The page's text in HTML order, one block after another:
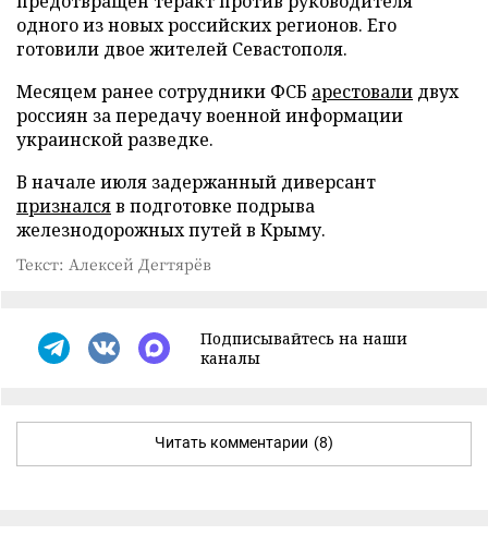
одного из новых российских регионов. Его
готовили двое жителей Севастополя.
Месяцем ранее сотрудники ФСБ арестовали двух
россиян за передачу военной информации
украинской разведке.
В начале июля задержанный диверсант
призналсяв подготовке подрыва
железнодорожных путей в Крыму.
Текст: Алексей Дегтярёв
Подписывайтесь на наши
каналы
Читать комментарии (8)